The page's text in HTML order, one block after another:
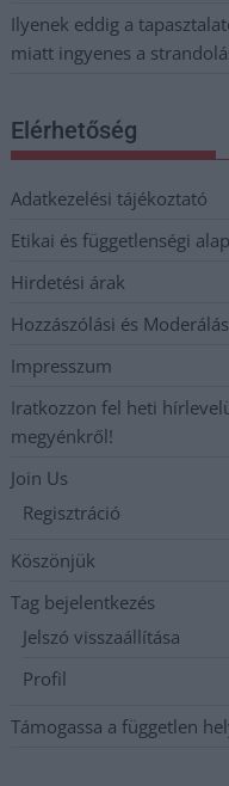
Ilyenek eddig a
miatt ingyenes a
Elérhetőség
Adatkezelési tájékoztató
Etikai és függetlenségi
Hirdetési árak
Hozzászólási és
Impresszum
Iratkozzon fel heti
megyénkről!
Join Us
Regisztráció
Köszönjük
Tag bejelentkezés
Jelszó visszaállítása
Profil
Támogassa a független